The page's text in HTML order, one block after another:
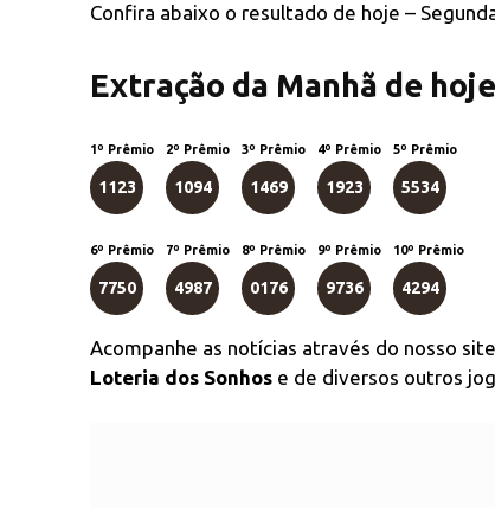
Confira abaixo o resultado de hoje –
Extração da Manhã de
1º Prêmio
1123
2º Prêmio
1094
3º Prêmio
1469
4º Prêmio
1923
5º Prêmio
5534
6º Prêmio
7750
7º Prêmio
4987
8º Prêmio
0176
9º Prêmio
9736
10º Prêmio
4294
Acompanhe as notícias através do nosso
Loteria dos Sonhos e de diversos outros